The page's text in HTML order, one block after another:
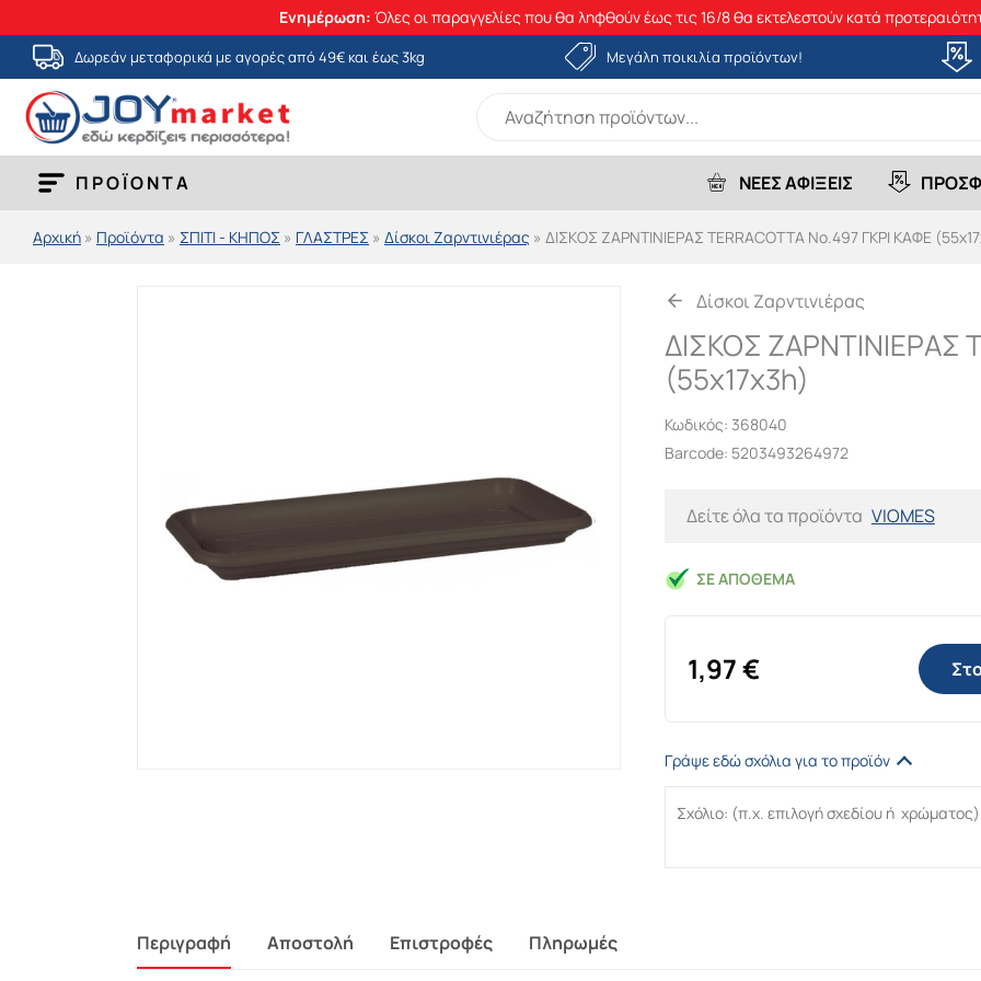
Ενημέρωση: Όλες οι παραγγελίες που θα ληφθούν έως τις 16/8 θα εκτελεστούν κατά
Μετάβαση
στο
περιεχόμενο
Δωρεάν μεταφορικά με αγορές από 49€ και έως 3kg Μεγάλη ποικιλία προϊόντων!
ΠΡΟΪΟΝΤΑ ΝΕΕΣ ΑΦΙΞΕΙΣ
Αρχική » Προϊόντα » ΣΠΙΤΙ - ΚΗΠΟΣ » ΓΛΑΣΤΡΕΣ » Δίσκοι Ζαρντινιέρας » ΔΙΣΚΟΣ ΖΑΡΝΤΙΝΙΕΡΑΣ TERRACOTTA Νο.497 ΓΚΡΙ ΚΑΦΕ
Δίσκοι Ζαρντινιέρας
ΔΙΣΚΟΣ ΖΑΡΝΤΙΝΙΕΡΑΣ
(55x17x3h)
Κωδικός: 368040
Barcode: 5203493264972
Δείτε όλα τα προϊόντα VIOMES
ΣΕ ΑΠΌΘΕΜΑ
1,97€
Γράψε εδώ σχόλια για το προϊόν
Περιγραφή Αποστολή Επιστροφές Πληρωμές